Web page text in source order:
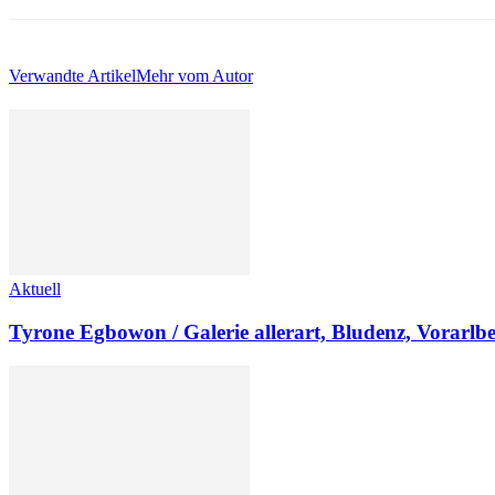
Verwandte ArtikelMehr vom Autor
Aktuell
Tyrone Egbowon / Galerie allerart, Bludenz,